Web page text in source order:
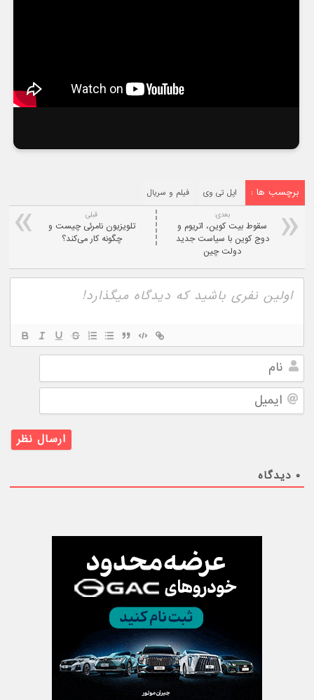
برچسب ها : اپل تی وی فیلم و سریال
قبلی
تلویزیون نامرئی چیست و
چگونه کار می‌کند؟
بعدی:
سقوط بیت کوین، اتریوم و
دوج کوین با سیاست جدید
دولت چین
نام
ایمیل
۰ دیدگاه